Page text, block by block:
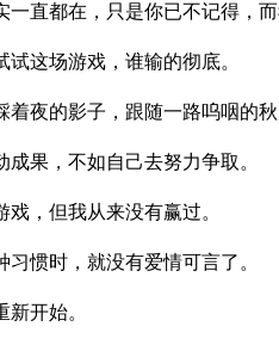
一直都在，只是你已不记得，而
试这场游戏，谁输的彻底。
着夜的影子，跟随一路呜咽的
成果，不如自己去努力争取。
，但我从来没有赢过。
习惯时，就没有爱情可言了。
开始。